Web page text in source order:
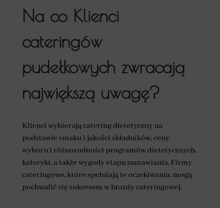
Na co Klienci
cateringów
pudełkowych zwracają
największą uwagę?
Klienci wybierają catering dietetyczny na
podstawie smaku i jakości składników, ceny,
wyboru i różnorodności programów dietetycznych,
kaloryki, a także wygody etapu zamawiania. Firmy
cateringowe, które spełniają te oczekiwania, mogą
pochwalić się sukcesem w branży cateringowej.